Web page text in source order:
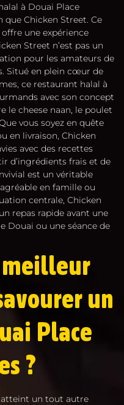
à Douai Place
que Chicken Street. Ce
une expérience
Street n’est pas un
pour les amateurs de
Situé en plein cœur de
ce restaurant halal à
avec son concept
le cheese naan, le poulet
vous soyez en quête
en livraison, Chicken
avec des recettes
d’ingrédients frais et de
est un véritable
en famille ou
centrale, Chicken
repas rapide avant une
Douai ou une séance de
un
Place
?
atteint un tout autre